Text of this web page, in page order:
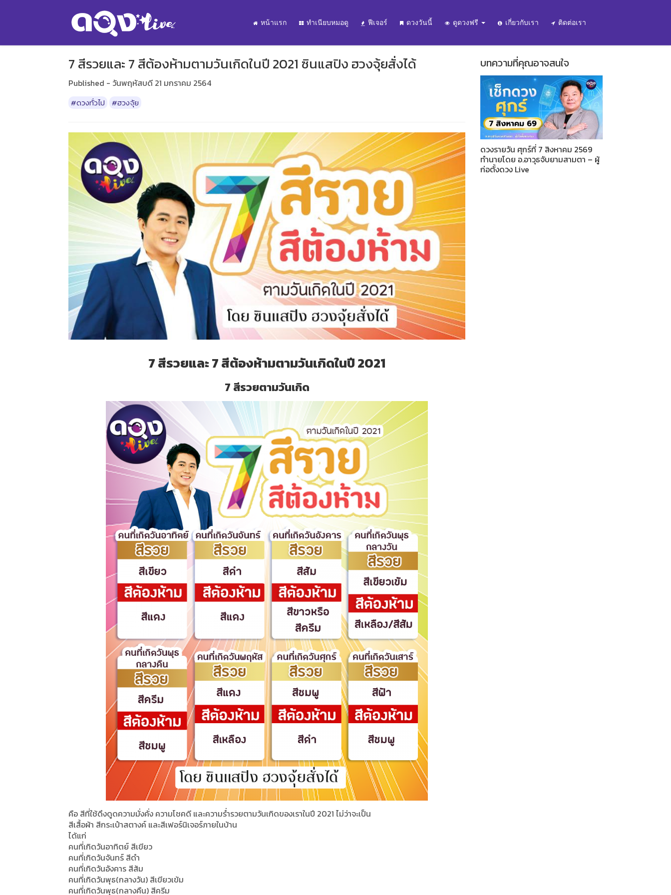
หน้าแรก ทำเนียบหมอดู ฟีเจอร์ ดวงวันนี้ ดูดวงฟรี เกี่ยวกับเรา ติดต่อเรา
7 สีรวยและ 7 สีต้องห้ามตามวันเกิดในปี 2021 ซินแสปิง ฮวงจุ้ยสั่งได้
Published - วันพฤหัสบดี 21 มกราคม 2564
#ดวงทั่วไป #ฮวงจุ้ย
7 สีรวยและ 7 สีต้องห้ามตามวันเกิดในปี 2021
7 สีรวยตามวันเกิด
คือ สีที่ใช้ดึงดูดความมั่งคั่ง ความโชคดี และความร่ำรวยตามวันเกิดของเราในปี 2021 ไม่ว่าจะเป็น
สีเสื้อผ้า สีกระเป๋าสตางค์ และสีเฟอร์นิเจอร์ภายในบ้าน
ได้แก่
คนที่เกิดวันอาทิตย์ สีเขียว
คนที่เกิดวันจันทร์ สีดำ
คนที่เกิดวันอังคาร สีส้ม
คนที่เกิดวันพุธ(กลางวัน) สีเขียวเข้ม
คนที่เกิดวันพุธ(กลางคืน) สีครีม
บทความที่คุณอาจสนใจ
ดวงรายวัน ศุกร์ที่ 7 สิงหาคม 2569
ทำนายโดย อ.อาวุธจับยามสามตา – ผู้
ก่อตั้งดวง Live